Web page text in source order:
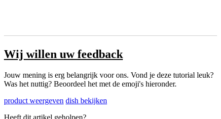
Wij willen uw feedback
Jouw mening is erg belangrijk voor ons. Vond je deze tutorial leuk?
Was het nuttig? Beoordeel het met de emoji's hieronder.
product weergeven dish bekijken